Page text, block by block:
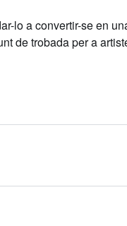
lo a convertir-se en
de trobada per a